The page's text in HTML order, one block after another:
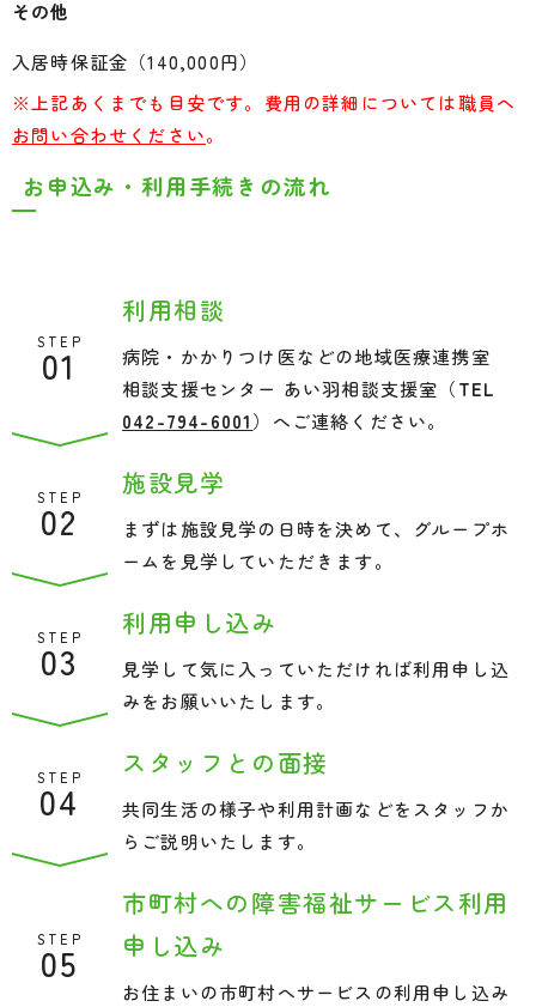
その他
入居時保証金（140,000円）
※上記あくまでも目安です。費用の詳細については職員へ
お問い合わせください。
お申込み・利用手続きの流れ
STEP
01
利用相談
病院・かかりつけ医などの地域医療連携室
相談支援センター あい羽相談支援室（TEL
042-794-6001）へご連絡ください。
STEP
02
施設見学
まずは施設見学の日時を決めて、グループホ
ームを見学していただきます。
STEP
03
利用申し込み
見学して気に入っていただければ利用申し込
みをお願いいたします。
STEP
04
スタッフとの面接
共同生活の様子や利用計画などをスタッフか
らご説明いたします。
STEP
05
市町村への障害福祉サービス利用
申し込み
お住まいの市町村へサービスの利用申し込み